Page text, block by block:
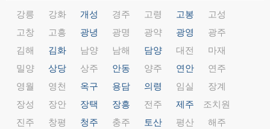
강릉 강화 개성 경주 고령 고봉
고성
고창
고흥 광녕 광명 광약 광영
광주
김해
김화 남양 남해 담양 대전
마재
밀양
상당 상주 안동 양주 연안
연주
영월
영천 옥구 용담 의령 임실
장계
장성
장안 장택 장흥 전주 제주
조치원
진주
창평 청주 충주 토산 평산
해주